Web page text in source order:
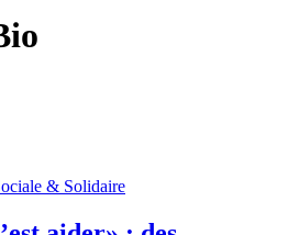
& Solidaire